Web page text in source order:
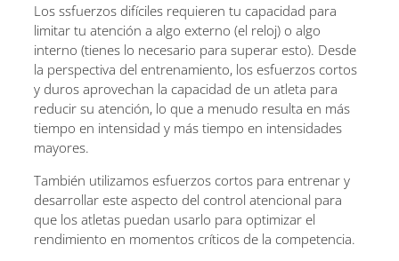
Los ssfuerzos difíciles requieren tu capacidad para
limitar tu atención a algo externo (el reloj) o algo
interno (tienes lo necesario para superar esto). Desde
la perspectiva del entrenamiento, los esfuerzos cortos
y duros aprovechan la capacidad de un atleta para
reducir su atención, lo que a menudo resulta en más
tiempo en intensidad y más tiempo en intensidades
mayores.
También utilizamos esfuerzos cortos para entrenar y
desarrollar este aspecto del control atencional para
que los atletas puedan usarlo para optimizar el
rendimiento en momentos críticos de la competencia.